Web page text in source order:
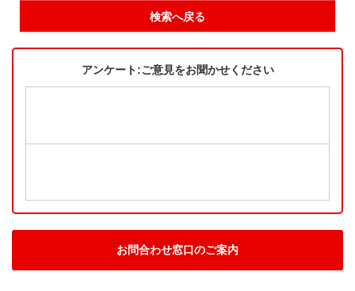
検索へ戻る
アンケート:ご意見をお聞かせください
お問合わせ窓口のご案内